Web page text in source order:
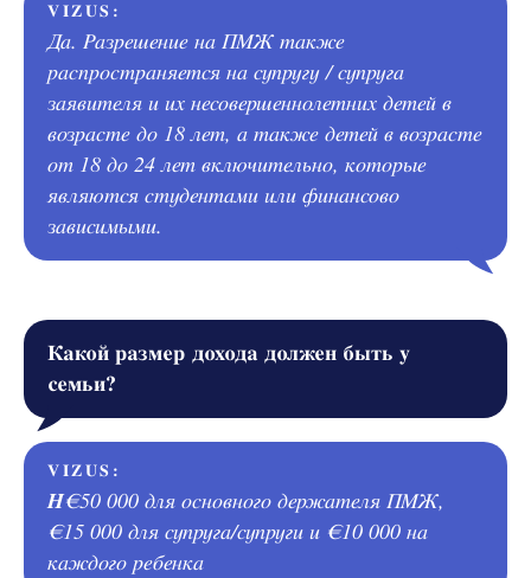
VIZUS:
Да. Разрешение на ПМЖ также
распространяется на супругу / супруга
заявителя и их несовершеннолетних детей в
возрасте до 18 лет, а также детей в возрасте
от 18 до 24 лет включительно, которые
являются студентами или финансово
зависимыми.
Какой размер дохода должен быть у
семьи?
VIZUS:
Н€50 000 для основного держателя ПМЖ,
€15 000 для супруга/супруги и €10 000 на
каждого ребенка